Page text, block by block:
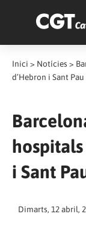
Inici > Notícies >
d’Hebron i Sant Pau
i Sant
Dimarts, 12 abril,